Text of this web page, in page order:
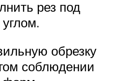
рез под
обрезку
соблюдении